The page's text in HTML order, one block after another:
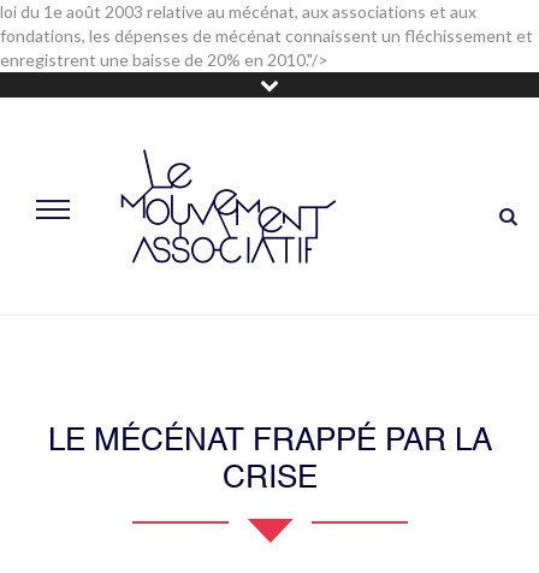
loi du 1e août 2003 relative au mécénat, aux associations et aux
fondations, les dépenses de mécénat connaissent un fléchissement et
enregistrent une baisse de 20% en 2010."/>
LE MÉCÉNAT FRAPPÉ PAR LA
CRISE